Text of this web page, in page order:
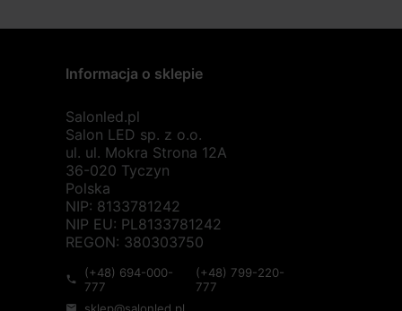
Informacja o sklepie
Salonled.pl
Salon LED sp. z o.o.
ul. ul. Mokra Strona 12A
36-020 Tyczyn
Polska
NIP: 8133781242
NIP EU: PL8133781242
REGON: 380303750
phone
(+48) 694-000-
777
(+48) 799-220-
777
mail sklep@salonled.pl